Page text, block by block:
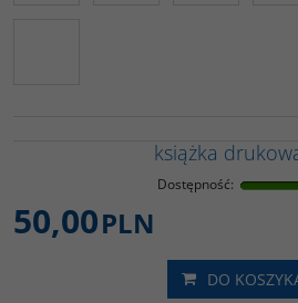
książka
Dostępność:
50,00PLN
DO